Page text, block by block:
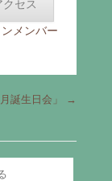
メンバー
誕生日会」 →